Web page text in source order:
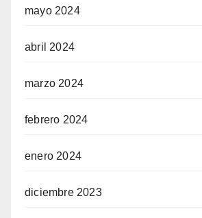
mayo 2024
abril 2024
marzo 2024
febrero 2024
enero 2024
diciembre 2023